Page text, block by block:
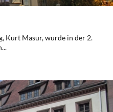
Kurt Masur, wurde in der 2.